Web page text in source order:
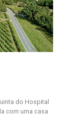
do Hospital
com uma casa